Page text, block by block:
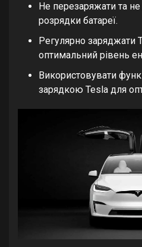
Не перезаряжати та
розрядки батареї.
Регулярно заряджати
оптимальний рівень
Використовувати
зарядкою Tesla для